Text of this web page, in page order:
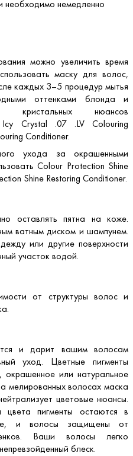
необходимо немедленно
можно увеличить время
маску для волос,
каждых 3–5 процедур мытья
оттенками блонда и
кристальных нюансов
Icy Crystal .07 .LV Colouring
Conditioner.
ухода за окрашенными
Colour Protection Shine
Shine Restoring Conditioner.
оставлять пятна на коже.
ватным диском и шампунем.
или другие поверхности
участок водой.
от структуры волос и
и дарит вашим волосам
уход. Цветные пигменты
или натуральное
мелированных волосах маска
цветовые нюансы.
цвета пигменты остаются в
и волосы защищены от
Ваши волосы легко
блеск.